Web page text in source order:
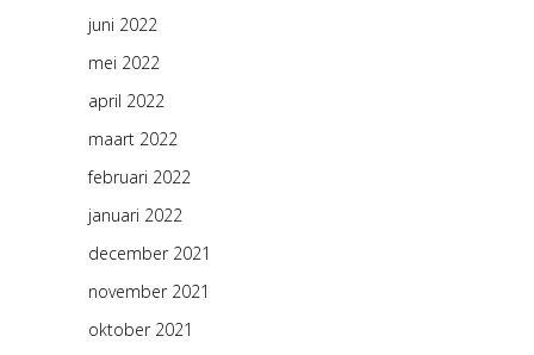
juni 2022
mei 2022
april 2022
maart 2022
februari 2022
januari 2022
december 2021
november 2021
oktober 2021